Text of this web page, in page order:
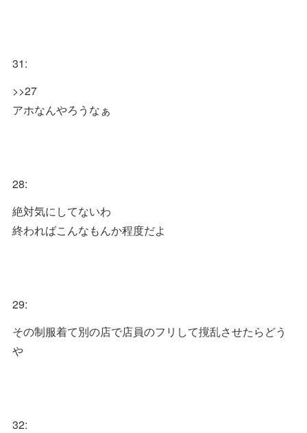
31:
>>27
アホなんやろうなぁ
28:
絶対気にしてないわ
終わればこんなもんか程度だよ
29:
その制服着て別の店で店員のフリして撹乱させたらどう
や
32: